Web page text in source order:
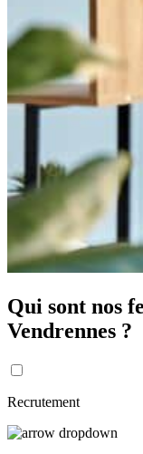
Qui sont nos
Vendrennes ?
Recrutement